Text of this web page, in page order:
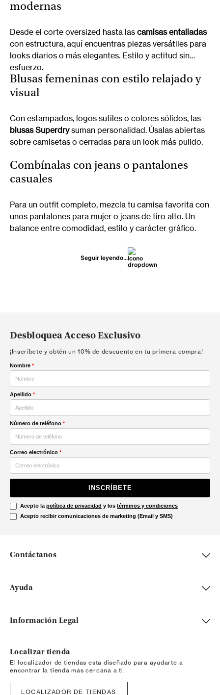
modernas
Desde el corte oversized hasta las camisas entalladas
con estructura, aquí encuentras piezas versátiles para
looks diarios o más elegantes. Estilo y actitud sin
esfuerzo.
Blusas femeninas con estilo relajado y
visual
Con estampados, logos sutiles o colores sólidos, las
blusas Superdrysuman personalidad. Úsalas abiertas
sobre camisetas o cerradas para un look más pulido.
Combínalas con jeans o pantalones
casuales
Para un outfit completo, mezcla tu camisa favorita con
unos pantalones para mujer o jeans de tiro alto. Un
balance entre comodidad, estilo y carácter gráfico.
Seguir leyendo...
Desbloquea Acceso Exclusivo
¡Inscríbete y obtén un 10% de descuento en tu primera compra!
Nombre *
Apellido *
Número de teléfono *
Correo electrónico *
INSCRÍBETE
Acepto la política de privacidad y los términos y condiciones
Acepto recibir comunicaciones de marketing (Email y SMS)
Contáctanos
Ayuda
Información Legal
Localizar tienda
El localizador de tiendas está diseñado para ayudarte a
encontrar la tienda más cercana a ti.
LOCALIZADOR DE TIENDAS